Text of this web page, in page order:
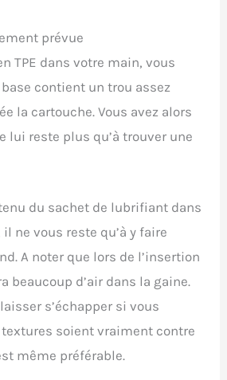
prévue
TPE dans votre main, vous
contient un trou assez
la cartouche. Vous avez alors
lui reste plus qu’à trouver une
du sachet de lubrifiant dans
ne vous reste qu’à y faire
A noter que lors de l’insertion
beaucoup d’air dans la gaine.
s’échapper si vous
soient vraiment contre
même préférable.